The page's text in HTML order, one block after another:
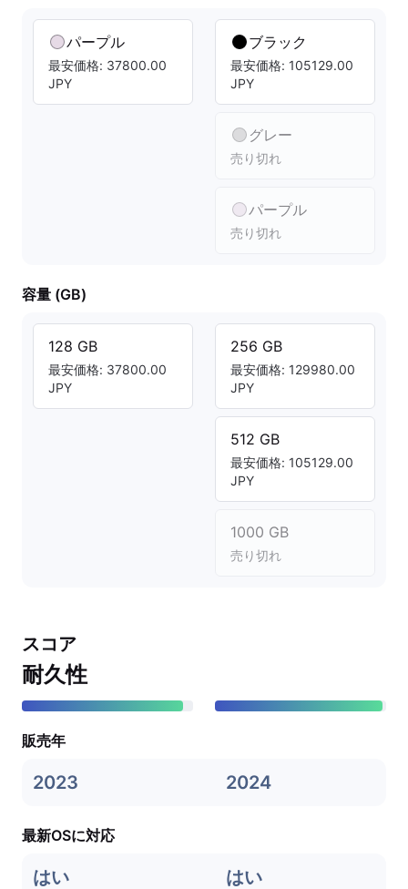
パープル
最安価格: 37800.00
JPY
ブラック
最安価格: 105129.00
JPY
グレー
売り切れ
パープル
売り切れ
容量 (GB)
128 GB
最安価格: 37800.00
JPY
256 GB
最安価格: 129980.00
JPY
512 GB
最安価格: 105129.00
JPY
1000 GB
売り切れ
スコア
耐久性
販売年
2023 2024
最新OSに対応
はい はい